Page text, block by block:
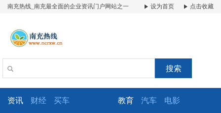
南充热线_南充最全面的企业资讯门户网站之一 设为首页 点击收藏
搜索
资讯 财经 买车 教育 汽车 电影